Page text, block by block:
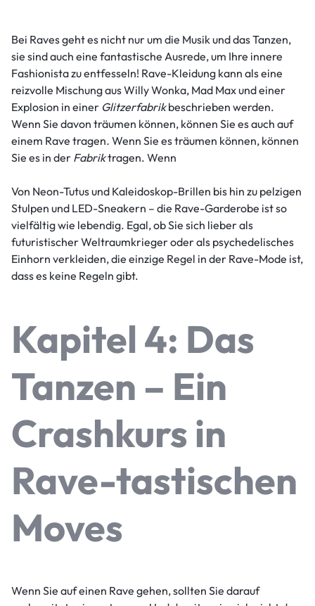
Bei Raves geht es nicht nur um die Musik und das Tanzen,
sie sind auch eine fantastische Ausrede, um Ihre innere
Fashionista zu entfesseln! Rave-Kleidung kann als eine
reizvolle Mischung aus Willy Wonka, Mad Max und einer
Explosion in einer Glitzerfabrikbeschrieben werden.
Wenn Sie davon träumen können, können Sie es auch auf
einem Rave tragen. Wenn Sie es träumen können, können
Sie es in der Fabriktragen. Wenn
Von Neon-Tutus und Kaleidoskop-Brillen bis hin zu pelzigen
Stulpen und LED-Sneakern – die Rave-Garderobe ist so
vielfältig wie lebendig. Egal, ob Sie sich lieber als
futuristischer Weltraumkrieger oder als psychedelisches
Einhorn verkleiden, die einzige Regel in der Rave-Mode ist,
dass es keine Regeln gibt.
Kapitel 4: Das
Tanzen – Ein
Crashkurs in
Rave-tastischen
Moves
Wenn Sie auf einen Rave gehen, sollten Sie darauf